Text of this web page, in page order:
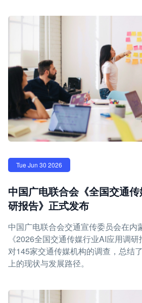
Tue Jun 30 2026
中国广电联合会《全国交通
研报告》正式发布
中国广电联合会交通宣传委员会在内
《2026全国交通传媒行业AI应用调
对145家交通传媒机构的调查，总结
上的现状与发展路径。